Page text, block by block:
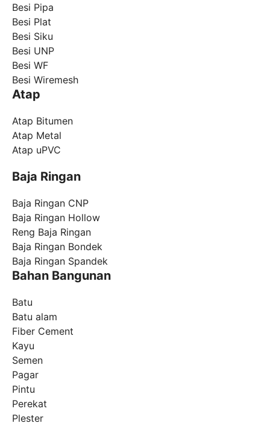
Besi Pipa
Besi Plat
Besi Siku
Besi UNP
Besi WF
Besi Wiremesh
Atap
Atap Bitumen
Atap Metal
Atap uPVC
Baja Ringan
Baja Ringan CNP
Baja Ringan Hollow
Reng Baja Ringan
Baja Ringan Bondek
Baja Ringan Spandek
Bahan Bangunan
Batu
Batu alam
Fiber Cement
Kayu
Semen
Pagar
Pintu
Perekat
Plester